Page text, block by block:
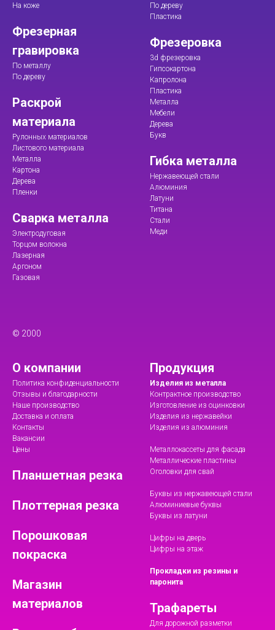
На коже
Фрезерная
гравировка
По металлу
По дереву
Раскрой
материала
Рулонных материалов
Листового материала
Металла
Картона
Дерева
Пленки
Сварка металла
Электродуговая
Торцом волокна
Лазерная
Аргоном
Газовая
© 2000
По дереву
Пластика
Фрезеровка
3d фрезеровка
Гипсокартона
Капролона
Пластика
Металла
Мебели
Дерева
Букв
Гибка металла
Нержавеющей стали
Алюминия
Латуни
Титана
Стали
Меди
О компании
Политика конфиденциальности
Отзывы и благодарности
Наше производство
Доставка и оплата
Контакты
Вакансии
Цены
Планшетная резка
Плоттерная резка
Порошковая
покраска
Магазин
материалов
Продукция
Изделия из металла
Контрактное производство
Изготовление из оцинковки
Изделия из нержавейки
Изделия из алюминия
Металлокассеты для фасада
Металлические пластины
Оголовки для свай
Буквы из нержавеющей стали
Алюминиевые буквы
Буквы из латуни
Цифры на дверь
Цифры на этаж
Прокладки из резины и
паронита
Трафареты
Для дорожной разметки